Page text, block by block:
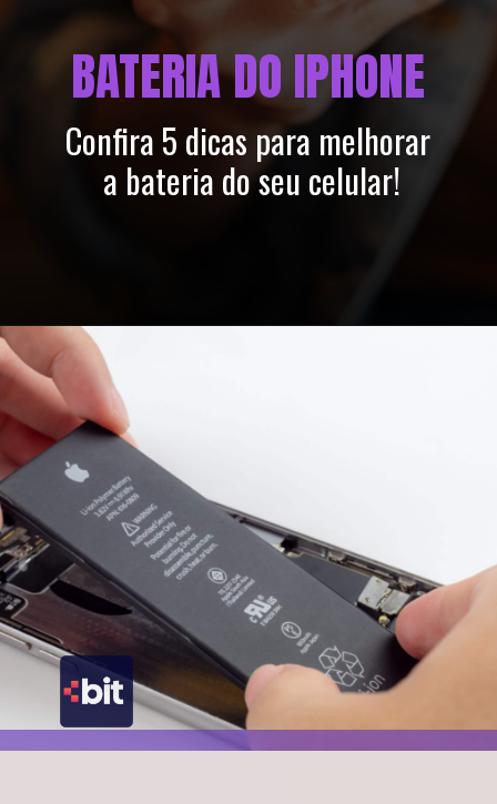
BATERIA DO IPHONE
Confira 5 dicas para melhorar
a bateria do seu celular!